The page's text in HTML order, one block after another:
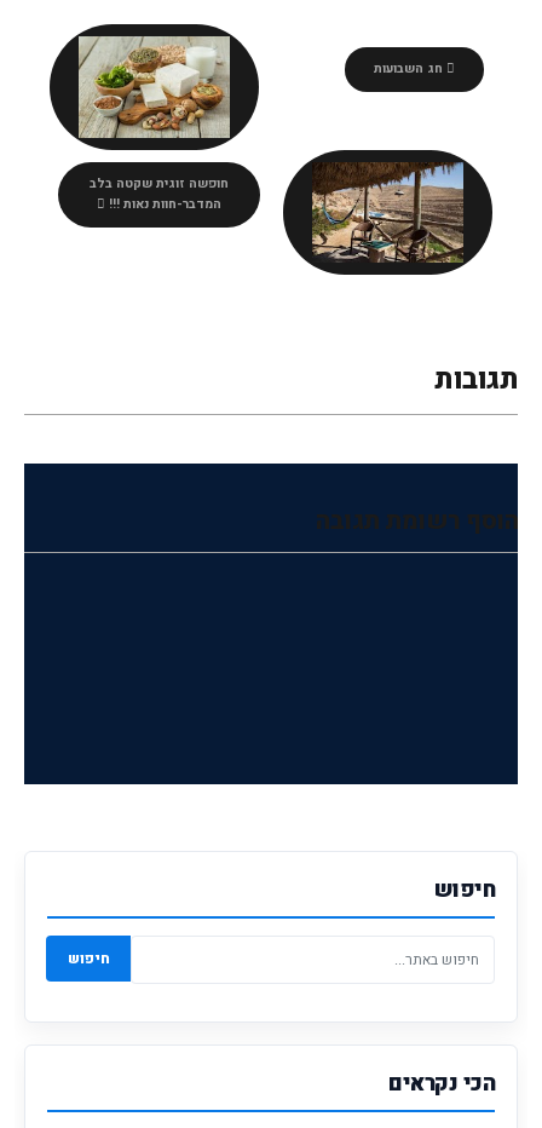
חג השבועות
חופשה זוגית שקטה בלב
המדבר-חוות נאות !!!
תגובות
הוסף רשומת תגובה
חיפוש
חיפוש
הכי נקראים